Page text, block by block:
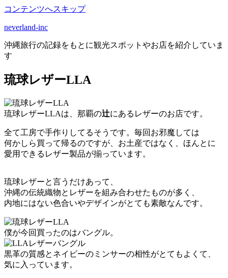
コンテンツへスキップ
neverland-inc
沖縄旅行の記録をもとに観光スポットやお店を紹介していま
す
琉球レザーLLA
琉球レザーLLAは、那覇の辻にあるレザーのお店です。
全て工房で手作りしてるそうです。毎回お邪魔しては
何かしら買って帰るのですが、お土産ではなく、ほんとに
愛用できるレザー製品が揃っています。
琉球レザーと言うだけあって、
沖縄の伝統織物とレザーを組み合わせたものが多く、
内地にはない色合いやデザインがとても素敵なんです。
僕が今回買ったのはバングル。
黒革の質感とネイビーのミンサーの相性がとてもよくて、
気に入っています。